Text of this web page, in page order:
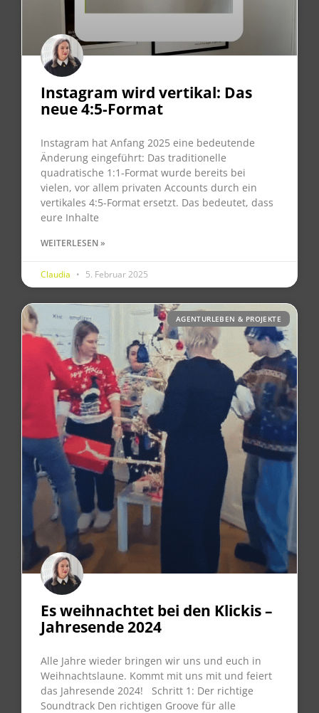
Instagram wird vertikal: Das
neue 4:5-Format
Instagram hat Anfang 2025 eine bedeutende
Änderung eingeführt: Das traditionelle
quadratische 1:1-Format wurde bereits bei
vielen, vor allem privaten Accounts durch ein
vertikales 4:5-Format ersetzt. Das bedeutet, dass
eure Inhalte
WEITERLESEN »
Claudia 5. Februar 2025
AGENTURLEBEN & PROJEKTE
Es weihnachtet bei den Klickis –
Jahresende 2024
Alle Jahre wieder bringen wir uns und euch in
Weihnachtslaune. Kommt mit uns mit und feiert
das Jahresende 2024! Schritt 1: Der richtige
Soundtrack Den richtigen Groove für alle